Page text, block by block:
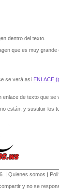
dentro del texto.
que es muy grande
se verá así ENLACE
enlace de texto que se
están, y sustituir los
| Quienes somos |
y no se